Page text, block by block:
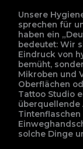
Unsere
sprechen für
haben ein
bedeutet: Wir
Eindruck von
bemüht,
Mikroben und
Oberflächen
Tattoo Studio
überquellende
solche Dinge